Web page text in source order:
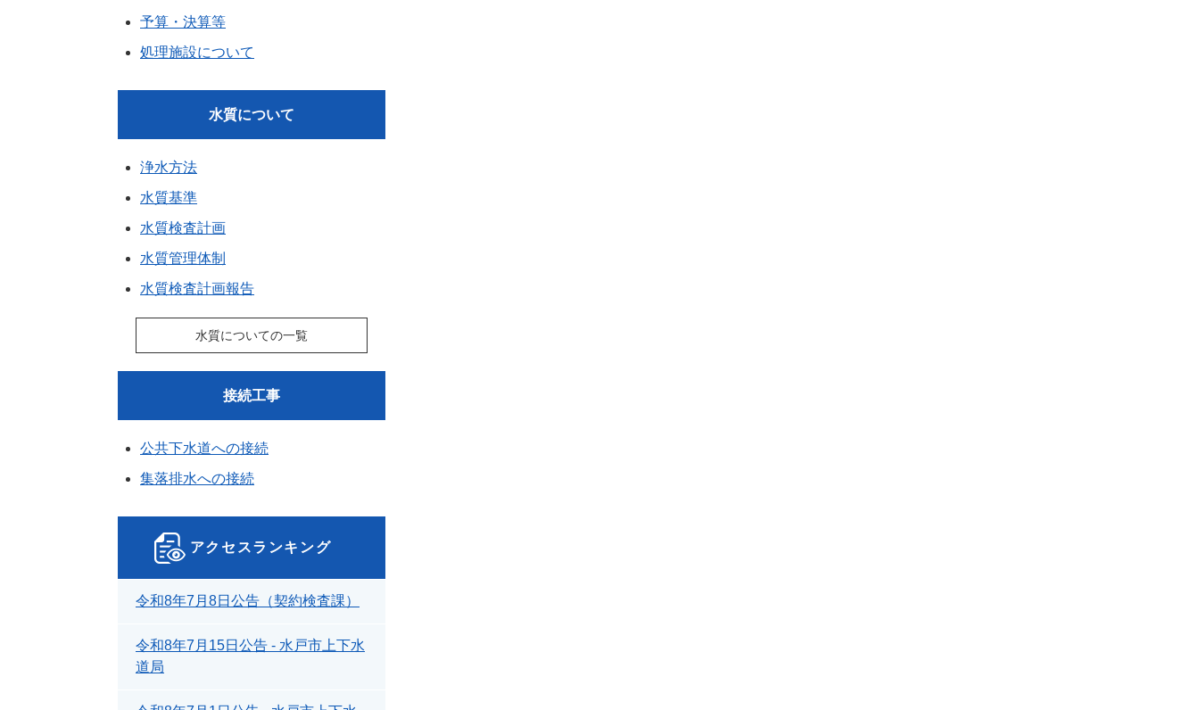
予算・決算等
処理施設について
水質について
浄水方法
水質基準
水質検査計画
水質管理体制
水質検査計画報告
水質についての一覧
接続工事
公共下水道への接続
集落排水への接続
アクセスランキング
令和8年7月8日公告（契約検査課）
令和8年7月15日公告 - 水戸市上下水
道局